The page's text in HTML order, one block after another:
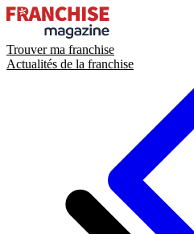
Trouver ma franchise
Actualités de la franchise